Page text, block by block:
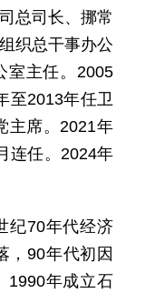
总司长、挪常
织总干事办公
室主任。2005
至2013年任卫
主席。2021年
连任。2024年
纪70年代经济
，90年代初因
1990年成立石